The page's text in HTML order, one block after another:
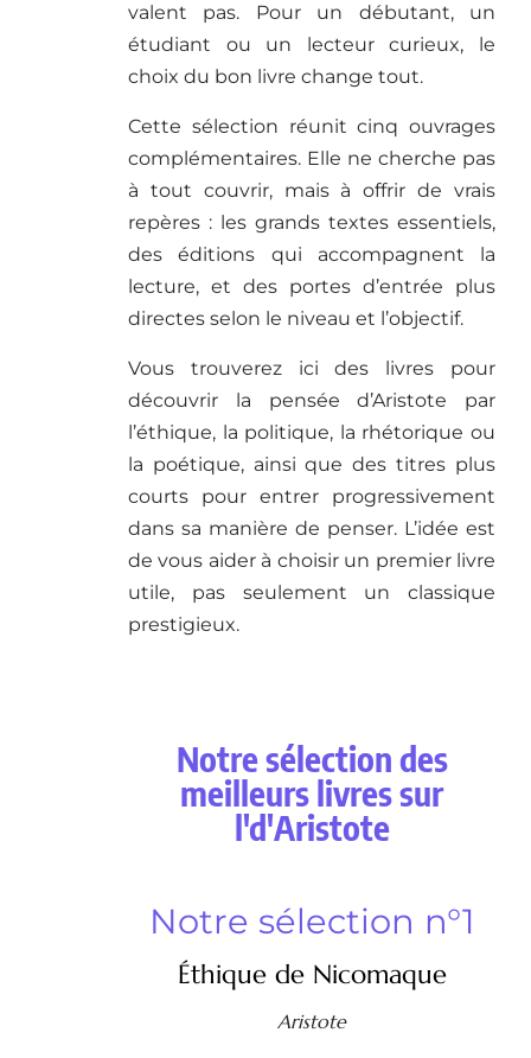
valent pas. Pour un débutant, un
étudiant ou un lecteur curieux, le
choix du bon livre change tout.
Cette sélection réunit cinq ouvrages
complémentaires. Elle ne cherche pas
à tout couvrir, mais à offrir de vrais
repères : les grands textes essentiels,
des éditions qui accompagnent la
lecture, et des portes d’entrée plus
directes selon le niveau et l’objectif.
Vous trouverez ici des livres pour
découvrir la pensée d’Aristote par
l’éthique, la politique, la rhétorique ou
la poétique, ainsi que des titres plus
courts pour entrer progressivement
dans sa manière de penser. L’idée est
de vous aider à choisir un premier livre
utile, pas seulement un classique
prestigieux.
Notre sélection des
meilleurs livres sur
l'd'Aristote
Notre sélection n°1
Éthique de Nicomaque
Aristote